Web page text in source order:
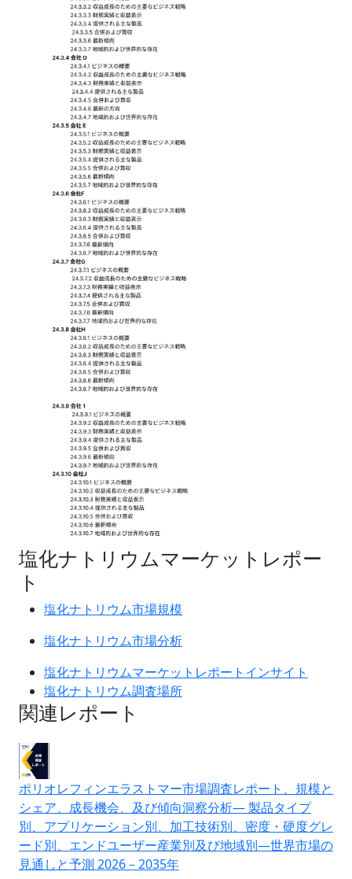
塩化ナトリウムマーケットレポー
ト
塩化ナトリウム市場規模
塩化ナトリウム市場分析
塩化ナトリウムマーケットレポートインサイト
塩化ナトリウム調査場所
関連レポート
ポリオレフィンエラストマー市場調査レポート、規模と
シェア、成長機会、及び傾向洞察分析― 製品タイプ
別、アプリケーション別、加工技術別、密度・硬度グレ
ード別、エンドユーザー産業別及び地域別―世界市場の
見通しと予測 2026－2035年